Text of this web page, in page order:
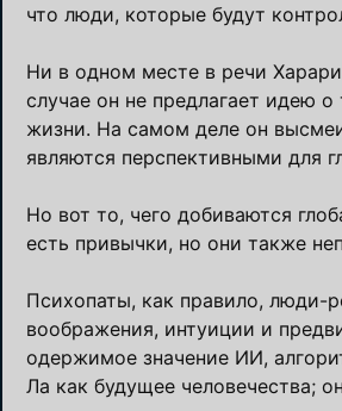
что люди, которые будут
Ни в одном месте в речи
случае он не предлагает идею
жизни. На самом деле он
являются перспективными для
Но вот то, чего добиваются
есть привычки, но они также
Психопаты, как правило, люди-
воображения, интуиции и
одержимое значение ИИ,
Ла как будущее человечества;